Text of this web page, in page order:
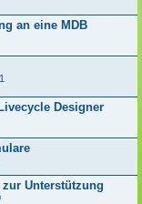
an eine MDB
Designer
Unterstützung